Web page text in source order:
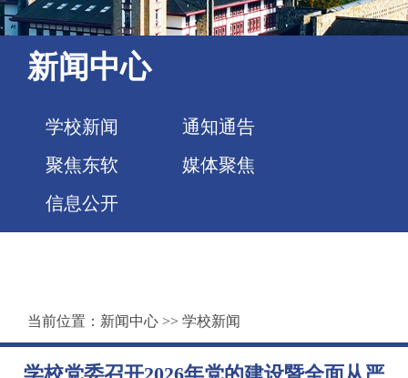
新闻中心
学校新闻
通知通告
聚焦东软
媒体聚焦
信息公开
当前位置： 新闻中心 >> 学校新闻